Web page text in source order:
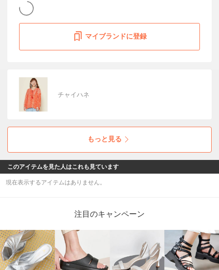
マイブランドに登録
チャイハネ
もっと見る
このアイテムを見た人はこれも見ています
現在表示するアイテムはありません。
注目のキャンペーン